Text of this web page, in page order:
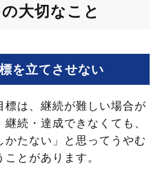
の大切なこと
を立てさせない
標は、継続が難しい場合が
続・達成できなくても、
かたない」と思ってうやむ
とがあります。